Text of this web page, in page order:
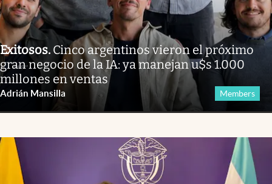
Exitosos. Cinco argentinos vieron el próximo
gran negocio de la IA: ya manejan u$s 1.000
millones en ventas
Adrián Mansilla Members